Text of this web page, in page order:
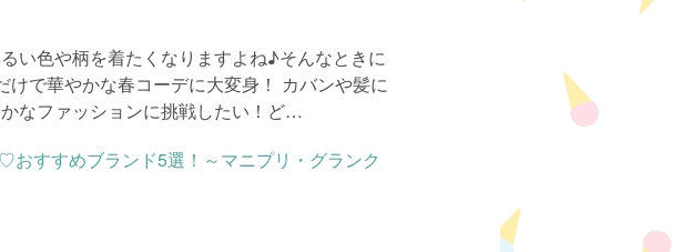
い色や柄を着たくなりますよね♪そんなときに
で華やかな春コーデに大変身！ カバンや髪に
なファッションに挑戦したい！ど…